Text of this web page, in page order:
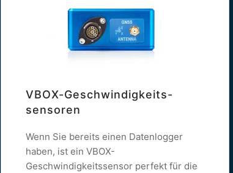
VBOX-Geschwindigkeits-
sensoren
Wenn Sie bereits einen Datenlogger
haben, ist ein VBOX-
Geschwindigkeitssensor perfekt für die